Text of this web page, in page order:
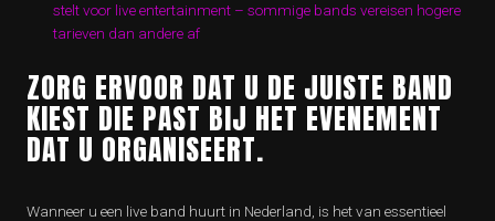
stelt voor live entertainment – sommige bands vereisen hogere
tarieven dan andere af
ZORG ERVOOR DAT U DE JUISTE BAND
KIEST DIE PAST BIJ HET EVENEMENT
DAT U ORGANISEERT.
Wanneer u een live band huurt in Nederland, is het van essentieel